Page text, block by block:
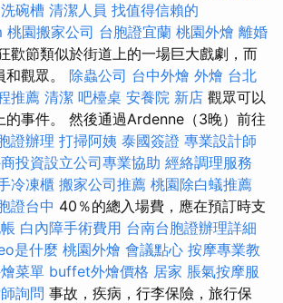
洗碗槽 清潔人員 找值得信賴的
桃園搬家公司 台胞證宜蘭 桃園外燴 離婚
歡節類似於街道上的一場巨大戲劇，而
觀眾。 除蟲公司 台中外燴 外燴 台北
推薦 清潔 吧檯桌 安養院 新店 觀眾可以
的事件。 然後通過Ardenne（3晚）前往
證辦理 打掃阿姨 泰國簽證 專業設計師
投資設立公司專業協助 經絡調理服務
冷凍櫃 搬家公司推薦 桃園除白蟻推薦
證台中 40％的總入場費，應在預訂時支
白內障手術費用 台南台胞證辦理詳細
是什麼 桃園外燴 會議點心 按摩專業教
菜單 buffet外燴價格 居家 脹氣按摩服
詢問 事故，疾病，行李保險，旅行保